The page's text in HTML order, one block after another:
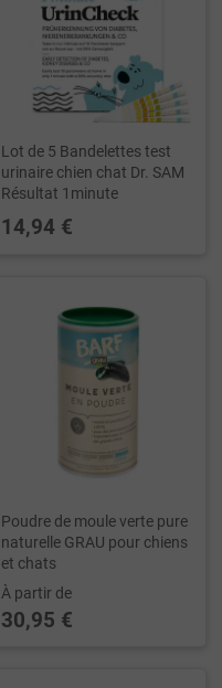
Lot de 5 Bandelettes test
urinaire chien chat Dr. SAM
Résultat 1minute
14,94 €
Poudre de moule verte pure
naturelle GRAU pour chiens
et chats
À partir de
30,95 €